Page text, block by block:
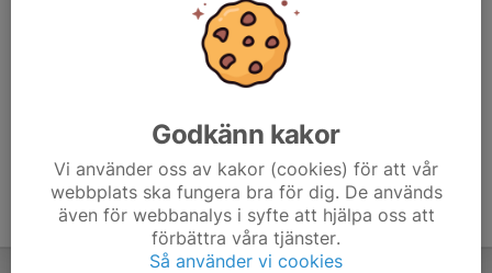
Anmälan är öppen för lagets medlemmar.
Godkänn kakor
Vi använder oss av kakor (cookies) för att vår
webbplats ska fungera bra för dig. De används
även för webbanalys i syfte att hjälpa oss att
förbättra våra tjänster.
Så använder vi cookies